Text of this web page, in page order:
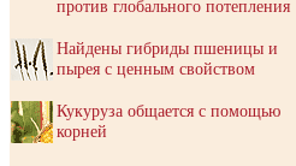
против глобального потепления
Найдены гибриды пшеницы и
пырея с ценным свойством
Кукуруза общается с помощью
корней